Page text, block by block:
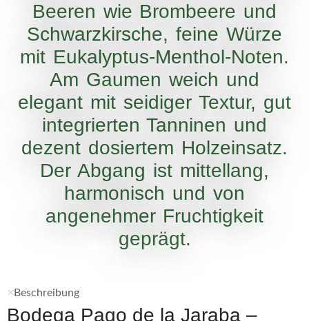
Beeren wie Brombeere und
Schwarzkirsche, feine Würze
mit Eukalyptus-Menthol-Noten.
Am Gaumen weich und
elegant mit seidiger Textur, gut
integrierten Tanninen und
dezent dosiertem Holzeinsatz.
Der Abgang ist mittellang,
harmonisch und von
angenehmer Fruchtigkeit
geprägt.
Beschreibung
Bodega Pago de la Jaraba –